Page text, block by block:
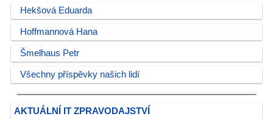
Hekšová Eduarda
Hoffmannová Hana
Šmelhaus Petr
Všechny příspěvky našich lidí
AKTUÁLNÍ IT ZPRAVODAJSTVÍ